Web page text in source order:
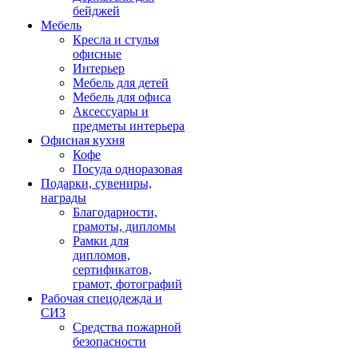
бейджей
Мебель
Кресла и стулья
офисные
Интерьер
Мебель для детей
Мебель для офиса
Аксессуары и
предметы интерьера
Офисная кухня
Кофе
Посуда одноразовая
Подарки, сувениры,
награды
Благодарности,
грамоты, дипломы
Рамки для
дипломов,
сертификатов,
грамот, фотографий
Рабочая спецодежда и
СИЗ
Средства пожарной
безопасности